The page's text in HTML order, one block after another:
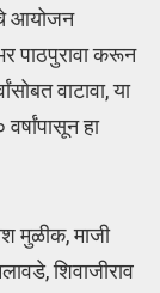
आयोजन
पाठपुरावा करून
वाटावा, या
हा
मुळीक, माजी
शिवाजीराव